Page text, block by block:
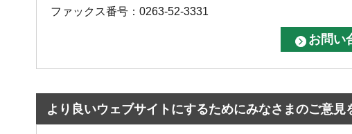
ファックス番号：0263-52-3331
より良いウェブサイトにするためにみなさまのご意見